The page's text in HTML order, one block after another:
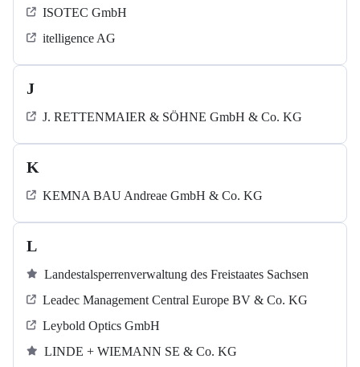
ISOTEC GmbH
itelligence AG
J
J. RETTENMAIER & SÖHNE GmbH & Co. KG
K
KEMNA BAU Andreae GmbH & Co. KG
L
Landestalsperrenverwaltung des Freistaates Sachsen
Leadec Management Central Europe BV & Co. KG
Leybold Optics GmbH
LINDE + WIEMANN SE & Co. KG